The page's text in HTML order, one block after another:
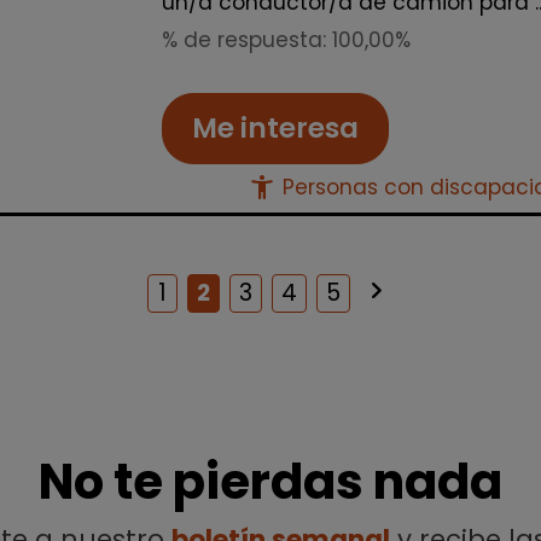
% de respuesta: 100,00%
Me interesa
accessibility_new Personas con
1 2 3 4 5 keyboard_arrow_right
No te pierdas nada